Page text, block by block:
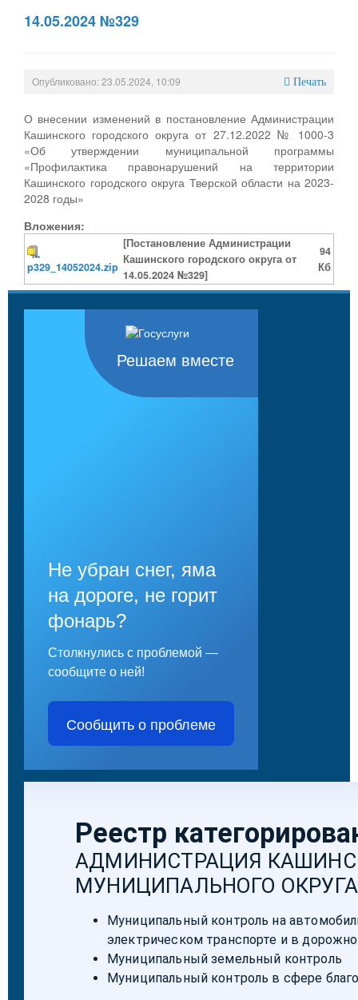
14.05.2024 №329
Опубликовано: 23.05.2024, 10:09 Печать
О внесении изменений в постановление Администрации
Кашинского городского округа от 27.12.2022 № 1000-3
«Об утверждении муниципальной программы
«Профилактика правонарушений на территории
Кашинского городского округа Тверской области на 2023-
2028 годы»
Вложения:
p329_14052024.zip
[Постановление Администрации
Кашинского городского округа от
14.05.2024 №329]
94
Кб
Решаем вместе
Не убран снег, яма
на дороге, не горит
фонарь?
Столкнулись с проблемой —
сообщите о ней!
Сообщить о проблеме